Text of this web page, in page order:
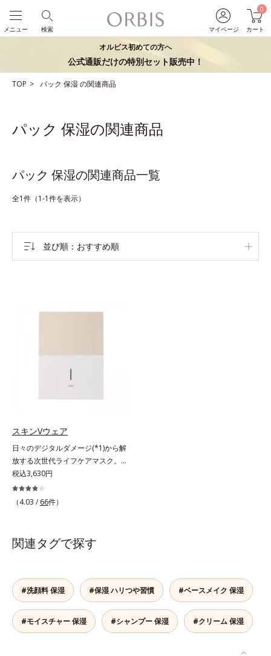
マイページ
0
カート
検索
メニュー
オルビス初めての方へ
公式通販だけの特別セット販売中！
TOP パック 保湿の関連商品
パック 保湿の関連商品
パック 保湿の関連商品一覧
全1件（1-1件を表示）
並び順 おすすめ順
スキンVウェア
日々のデジタルダメージ(*1)から解
放する次世代ライフケアマスク。手
放せない存在となったPCやスマー
トフォンなどのデジタルデバイス。
現代人のライフスタイルでは、1日
も。PCやスマートフォンの液晶画
面が発する“ブルーライト”を浴び続
しまいます。また、肌のハリ感が失
われてしまう原因にもなります。そ
こでオルビスはデジタルダメージの
根本原因に着目。「デバイスダメー
税込3,630円
（4.03 / 66件）
関連タグで探す
#洗顔料 保湿 #保湿 ハリつや習慣 #ベースメイク 保湿
#モイスチャー 保湿 #シャンプー 保湿 #クリーム 保湿